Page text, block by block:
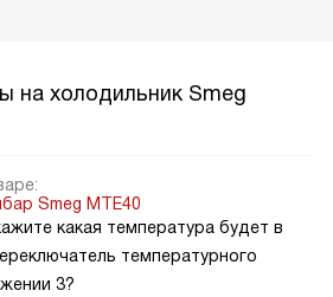
на холодильник Smeg
Smeg MTE40
какая температура будет в
температурного
3?